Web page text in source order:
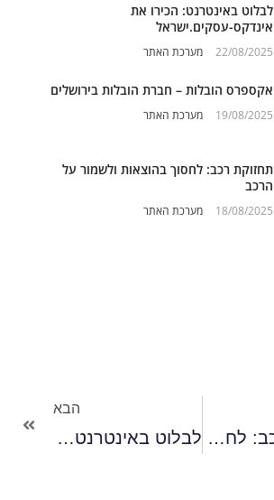
לבלוט באינטרנט: הכירו את
אינדקס-עסקים.ישראל
22/08/2025 מערכת האתר
אקספרס הובלות – חברת הובלות בירושלים
19/08/2025 מערכת האתר
תחזוקת רכב: לחסוך בהוצאות ולשמור על
הרכב
18/08/2025 מערכת האתר
תחזוקת רכב: לחסוך בהוצאות ולשמור על הרכב
הבא
לבלוט באינטרנט: הכירו את אינדקס-עסקים.ישראל